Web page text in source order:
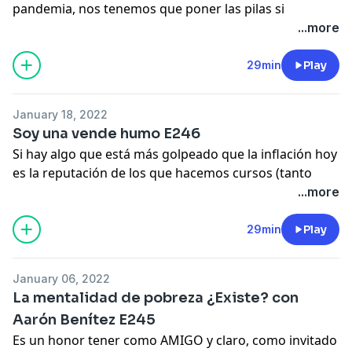
pandemia, nos tenemos que poner las pilas si
El mundo ya no es el mismo, y las cosas que
funcionaban antes ahora, algunas ya ni figuran.
fundamental que todos dominemos o por lo menos
aprendamos para no quedarnos "atrás".
Dime si estás de acuerdo o crees que me faltó algo :)
...more
29min Play
January 18, 2022
Soy una vende humo E246
Si hay algo que está más golpeado que la inflación hoy
es la reputación de los que hacemos cursos (tanto
Ahora gracias a Carlitos y otros personajes, enseñar y
dar cursos prácticamente es sinónimo de vender
humo... y te mentiría si te digo que no me da coraje.
de internet nos pone a todos en el mismo saco (de
colores, estrambótico y ridículo).
En este episodio analizo lo que ha sucedido en el
mundo del coaching y cursos online, porque seremos
...more
29min Play
January 06, 2022
La mentalidad de pobreza ¿Existe? con
Aarón Benítez E245
Es un honor tener como AMIGO y claro, como invitado